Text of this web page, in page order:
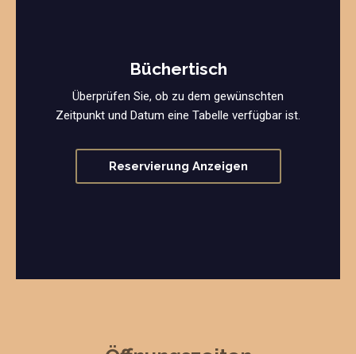
Büchertisch
Überprüfen Sie, ob zu dem gewünschten
Zeitpunkt und Datum eine Tabelle verfügbar ist.
Reservierung Anzeigen